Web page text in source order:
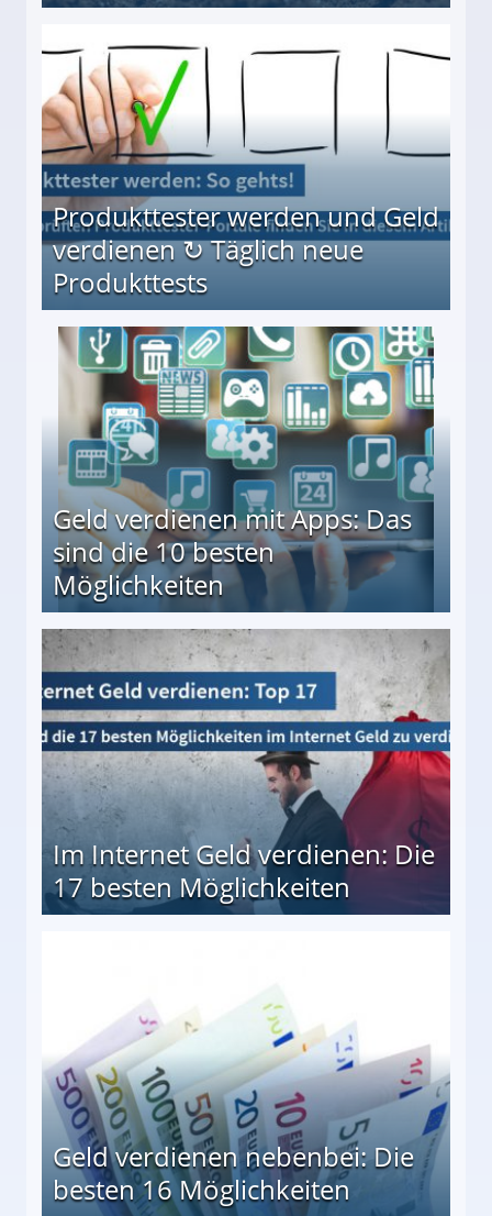
Produkttester werden und Geld
verdienen ↻ Täglich neue
Produkttests
↻ Täglich neue Produkttests
Geld verdienen mit Apps: Das
sind die 10 besten
Möglichkeiten
besten Möglichkeiten
Im Internet Geld verdienen: Die
17 besten Möglichkeiten
Geld verdienen nebenbei: Die
besten 16 Möglichkeiten